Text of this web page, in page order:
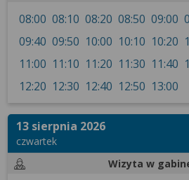
08:00 08:10 08:20 08:50 09:00
09:40 09:50 10:00 10:10 10:20
11:00 11:10 11:20 11:30 11:40
12:20 12:30 12:40 12:50 13:00
13 sierpnia 2026
czwartek
Wizyta w
narzędzi zewnętrznych w
znajdziesz w Regulaminie